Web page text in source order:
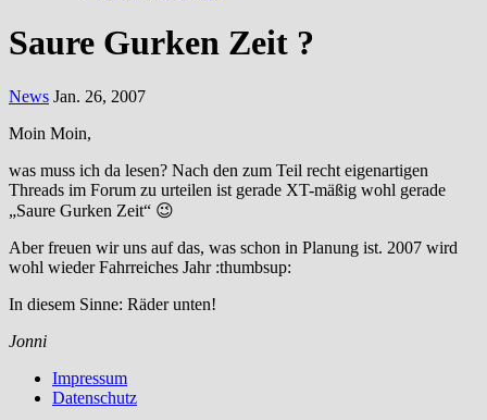
Saure Gurken Zeit ?
News Jan. 26, 2007
Moin Moin,
was muss ich da lesen? Nach den zum Teil recht eigenartigen
Threads im Forum zu urteilen ist gerade XT-mäßig wohl gerade
„Saure Gurken Zeit“ 😉
Aber freuen wir uns auf das, was schon in Planung ist. 2007 wird
wohl wieder Fahrreiches Jahr :thumbsup:
In diesem Sinne: Räder unten!
Jonni
Impressum
Datenschutz